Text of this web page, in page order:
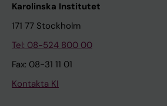
Karolinska Institutet
171 77 Stockholm
Tel: 08-524 800 00
Fax: 08-31 11 01
Kontakta KI